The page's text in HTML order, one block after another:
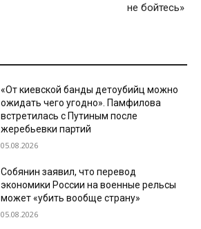
не бойтесь»
«От киевской банды детоубийц можно
ожидать чего угодно». Памфилова
встретилась с Путиным после
жеребьевки партий
05.08.2026
Собянин заявил, что перевод
экономики России на военные рельсы
может «убить вообще страну»
05.08.2026